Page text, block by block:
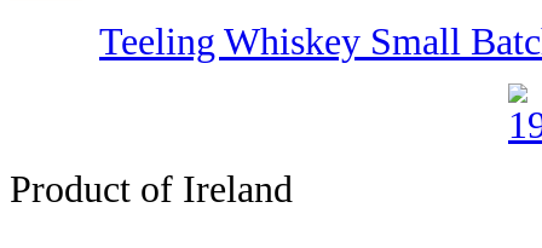
Teeling Whiskey Small
Product of Ireland